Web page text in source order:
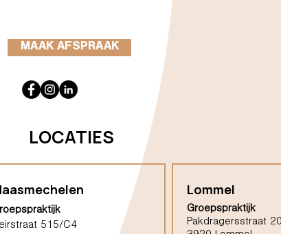
MAAK AFSPRAAK
LOCATIES
515/C4
Lommel
Groepspraktijk
Pakdragersstraat 20